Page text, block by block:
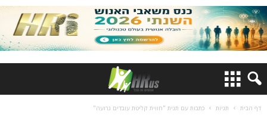
דף הבית תגיות כתבות עם תגית "חווית קליטת עובדים גרועה"